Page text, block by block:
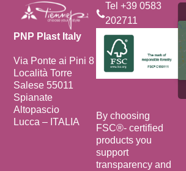
PNP Plast Italy
Via Ponte ai Pini 8
Località Torre
Salese 55011
Spianate
Altopascio
Lucca – ITALIA
By choosing
FSC®️- certified
products you
support
transparency and
Tel +39 0583
202711